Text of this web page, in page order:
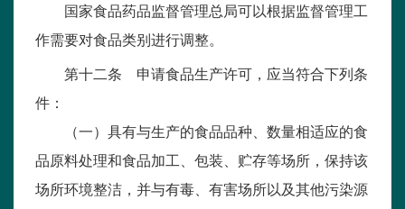
国家食品药品监督管理总局可以根据监督管理工
作需要对食品类别进行调整。
第十二条 申请食品生产许可，应当符合下列条
件：
（一）具有与生产的食品品种、数量相适应的食
品原料处理和食品加工、包装、贮存等场所，保持该
场所环境整洁，并与有毒、有害场所以及其他污染源